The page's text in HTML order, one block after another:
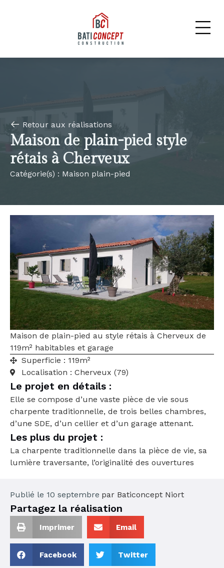
Retour aux réalisations
Maison de plain-pied style
rétais à Cherveux
Catégorie(s) : Maison plain-pied
Maison de plain-pied au style rétais à Cherveux de
119m² habitables et garage
Superficie : 119m²
Localisation : Cherveux (79)
Le projet en détails :
Elle se compose d’une vaste pièce de vie sous
charpente traditionnelle, de trois belles chambres,
d’une SDE, d’un cellier et d’un garage attenant.
Les plus du projet :
La charpente traditionnelle dans la pièce de vie, sa
lumière traversante, l’originalité des ouvertures
Publié le 10 septembre par Baticoncept Niort
Partagez la réalisation
Imprimer Email
Facebook Twitter